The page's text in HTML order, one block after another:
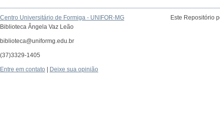
Centro Universitário de Formiga - UNIFOR-MG
Biblioteca Ângela Vaz Leão
biblioteca@uniformg.edu.br
(37)3329-1405
Este Repositório
Entre em contato Deixe sua opinião